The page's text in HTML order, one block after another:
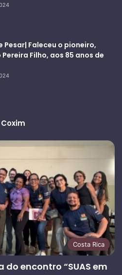
Pesar| Faleceu o pioneiro,
Filho, aos 85 anos de
Coxim
Costa Rica
encontro “SUAS em